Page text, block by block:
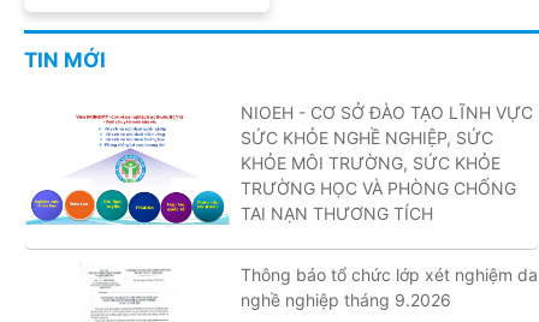
TIN MỚI
NIOEH - CƠ SỞ ĐÀO TẠO LĨNH VỰC
SỨC KHỎE NGHỀ NGHIỆP, SỨC
KHỎE MÔI TRƯỜNG, SỨC KHỎE
TRƯỜNG HỌC VÀ PHÒNG CHỐNG
TAI NẠN THƯƠNG TÍCH
Thông báo tổ chức lớp xét nghiệm da
nghề nghiệp tháng 9.2026